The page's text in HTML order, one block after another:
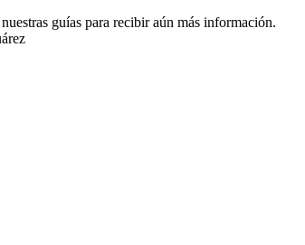
guías para recibir aún más información.